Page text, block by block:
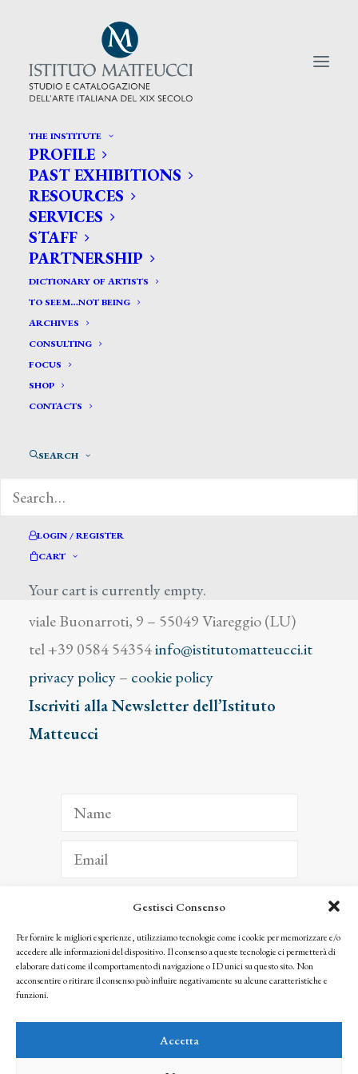
Gestisci Consenso
Per fornire le migliori esperienze, utilizziamo tecnologie come i cookie per memorizzare e/o
accedere alle informazioni del dispositivo. Il consenso a queste tecnologie ci permetterà di
elaborare dati come il comportamento di navigazione o ID unici su questo sito. Non
acconsentire o ritirare il consenso può influire negativamente su alcune caratteristiche e
funzioni.
Accetta
THE INSTITUTE
PROFILE
PAST EXHIBITIONS
RESOURCES
SERVICES
STAFF
PARTNERSHIP
DICTIONARY OF ARTISTS
TO SEEM…NOT BEING
ARCHIVES
CONSULTING
FOCUS
SHOP
CONTACTS
SEARCH
LOGIN / REGISTER
CART
Your cart is currently empty.
CERCA TRA GLI ARTISTI:
Search
for:
Letnaire Pierre
Istituto Matteucci
viale Buonarroti, 9 – 55049 Viareggio (LU)
tel +39 0584 54354info@istitutomatteucci.it
privacy policy– cookie policy
Iscriviti alla Newsletter dell’Istituto
Matteucci
ISCRIVITI
Facendo clic per iscriverti, riconosci che le tue informazioni saranno trattate
seguendo la nostra Privacy Policy
© 2025 Istituto Matteucci. All right reserved
l’autorizzazione scritta dei proprietari dei diritti e dell’Istituto Matteucci